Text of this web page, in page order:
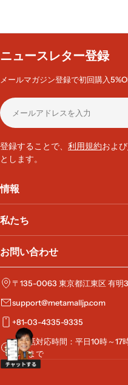
ニュースレター登録
メールマガジン登録で初回購入
メ
ー
ル
ド
レ
登録することで、 利用規約および
とします。
情報
私たち
お問い合わせ
〒135-0063 東京都江東区 有明
support@metamalljp.com
+81-03-4335-9335
※電話対応時間：平日10時～17
19時まで